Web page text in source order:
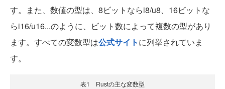
す。また、数値の型は、8ビットならi8/u8、16ビットな
らi16/u16...のように、ビット数によって複数の型があり
ます。すべての変数型は公式サイトに列挙されていま
す。
表1 Rustの主な変数型